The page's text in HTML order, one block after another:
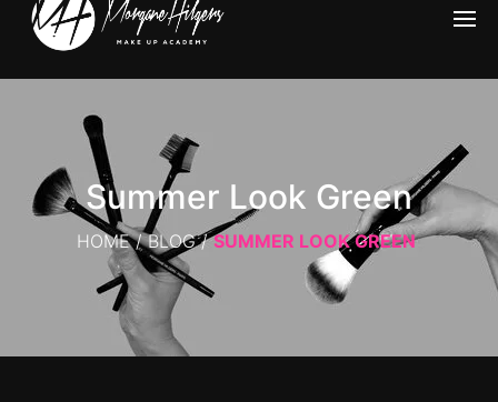
Summer Look Green
HOME / BLOG / SUMMER LOOK GREEN